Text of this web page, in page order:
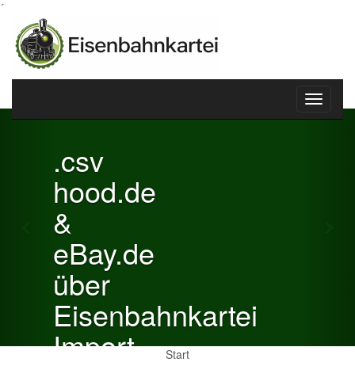
´
Toggle
.csv
hood.de
eBay.de
über
Eisenbahnkartei
Import
Previous
Start